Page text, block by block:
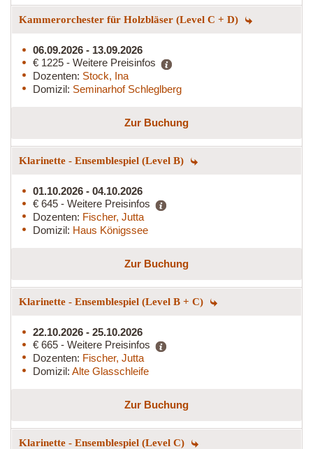
Kammerorchester für Holzbläser (Level C + D)
06.09.2026 - 13.09.2026
€ 1225 - Weitere Preisinfos
Dozenten: Stock, Ina
Domizil: Seminarhof Schleglberg
Zur Buchung
Klarinette - Ensemblespiel (Level B)
01.10.2026 - 04.10.2026
€ 645 - Weitere Preisinfos
Dozenten: Fischer, Jutta
Domizil: Haus Königssee
Zur Buchung
Klarinette - Ensemblespiel (Level B + C)
22.10.2026 - 25.10.2026
€ 665 - Weitere Preisinfos
Dozenten: Fischer, Jutta
Domizil: Alte Glasschleife
Zur Buchung
Klarinette - Ensemblespiel (Level C)